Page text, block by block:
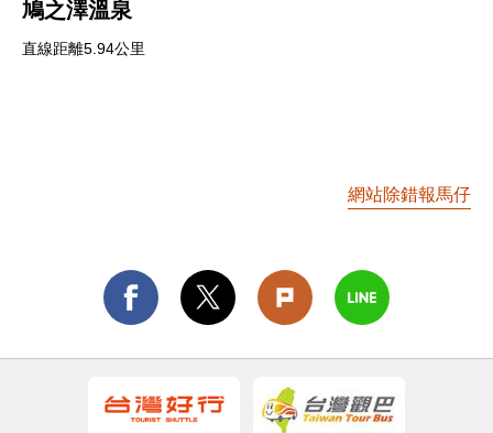
鳩之澤溫泉
直線距離5.94公里
網站除錯報馬仔